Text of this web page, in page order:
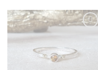
Toevoegen
aan